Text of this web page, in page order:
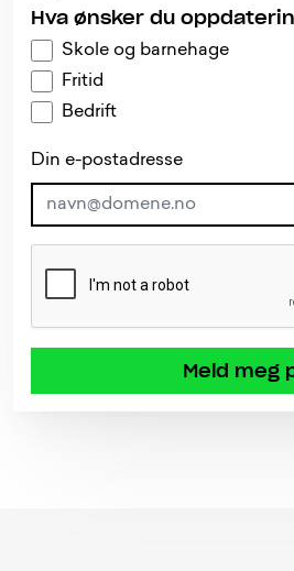
Hva ønsker du
Skole og barnehage
Fritid
Bedrift
Din e-postadresse
Meld meg